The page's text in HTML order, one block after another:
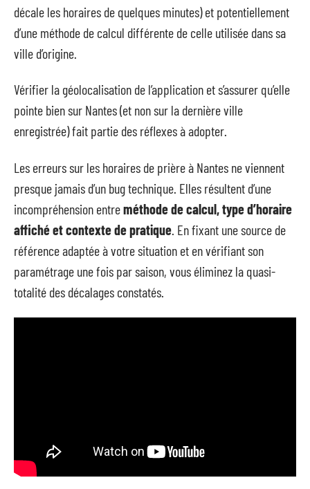
décale les horaires de quelques minutes) et potentiellement
d’une méthode de calcul différente de celle utilisée dans sa
ville d’origine.
Vérifier la géolocalisation de l’application et s’assurer qu’elle
pointe bien sur Nantes (et non sur la dernière ville
enregistrée) fait partie des réflexes à adopter.
Les erreurs sur les horaires de prière à Nantes ne viennent
presque jamais d’un bug technique. Elles résultent d’une
incompréhension entreméthode de calcul, type d’horaire
affiché et contexte de pratique . En fixant une source de
référence adaptée à votre situation et en vérifiant son
paramétrage une fois par saison, vous éliminez la quasi-
totalité des décalages constatés.